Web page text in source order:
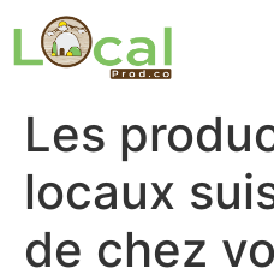
Les
locaux
de chez